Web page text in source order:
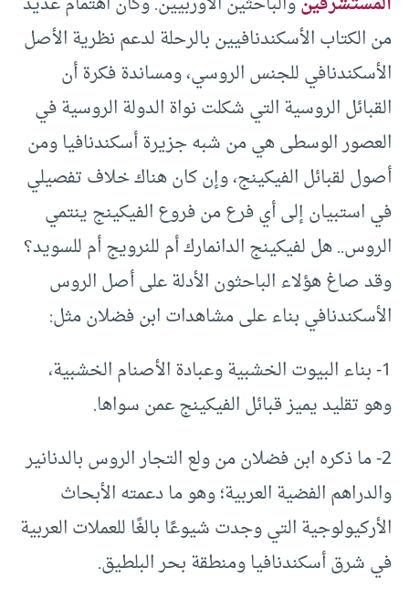
من الكتاب الأسكندنافيين بالرحلة لدعم نظرية الأصل
الأسكندنافي للجنس الروسي، ومساندة فكرة أن
القبائل الروسية التي شكلت نواة الدولة الروسية في
العصور الوسطى هي من شبه جزيرة أسكندنافيا ومن
أصول لقبائل الفيكينج، وإن كان هناك خلاف تفصيلي
في استبيان إلى أي فرع من فروع الفيكينج ينتمي
الروس.. هل لفيكينج الدانمارك أم للنرويج أم للسويد؟
وقد صاغ هؤلاء الباحثون الأدلة على أصل الروس
الأسكندنافي بناء على مشاهدات ابن فضلان مثل:
1- بناء البيوت الخشبية وعبادة الأصنام الخشبية،
وهو تقليد يميز قبائل الفيكينج عمن سواها.
2- ما ذكره ابن فضلان من ولع التجار الروس بالدنانير
والدراهم الفضية العربية؛ وهو ما دعمته الأبحاث
الأركيولوجية التي وجدت شيوعًا بالغًا للعملات العربية
في شرق أسكندنافيا ومنطقة بحر البلطيق.